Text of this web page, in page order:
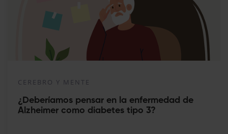
CEREBRO Y MENTE
¿Deberíamos pensar en la enfermedad de
Alzheimer como diabetes tipo 3?